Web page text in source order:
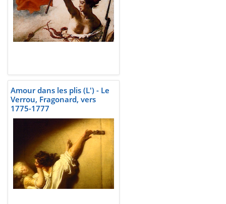
Amour dans les plis (L') - Le
Verrou, Fragonard, vers
1775-1777